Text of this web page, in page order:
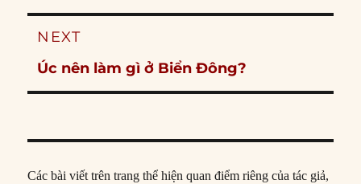
NEXT
Next
post:
Úc nên làm gì ở Biển Đông?
Các bài viết trên trang thể hiện quan điểm riêng của tác giả,